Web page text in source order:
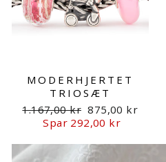
MODERHJERTET
TRIOSÆT
Normalpris
1.167,00 kr Udsalgspris
875,00 kr
Spar 292,00 kr